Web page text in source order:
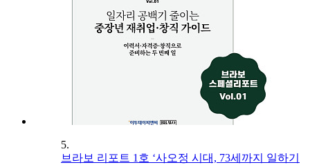
5.
브라보 리포트 1호 ‘사오정 시대, 73세까지 일하기